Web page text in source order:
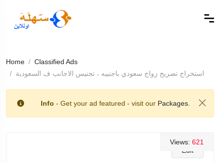
Home
Classified Ads
استخراج تصريح زواج سعودي باجنبيه ، تجنيس الاجانب ف السعودية
Info - Get your ad featured - visit our Packages.
Edit
Views: 621